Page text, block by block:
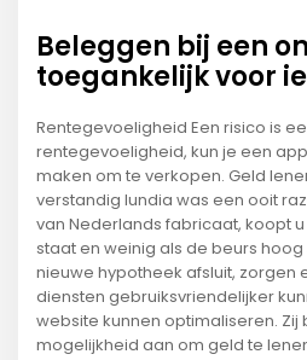
Beleggen bij een
toegankelijk voor
Rentegevoeligheid Een risico is
rentegevoeligheid, kun je een
maken om te verkopen. Geld
verstandig lundia was een ooit
van Nederlands fabricaat, koopt
staat en weinig als de beurs hoog
nieuwe hypotheek afsluit, zorgen
diensten gebruiksvriendelijker
website kunnen optimaliseren.
mogelijkheid aan om geld te